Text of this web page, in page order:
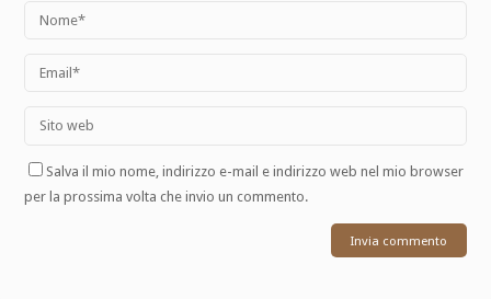
Salva il mio nome, indirizzo e-mail e indirizzo web nel mio browser
per la prossima volta che invio un commento.